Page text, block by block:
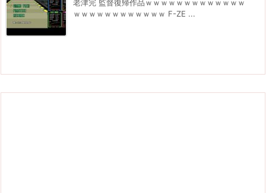
老津完 監督復帰作品ｗｗｗｗｗｗｗｗｗｗｗｗｗ
ｗｗｗｗｗｗｗｗｗｗｗｗ F-ZE ...